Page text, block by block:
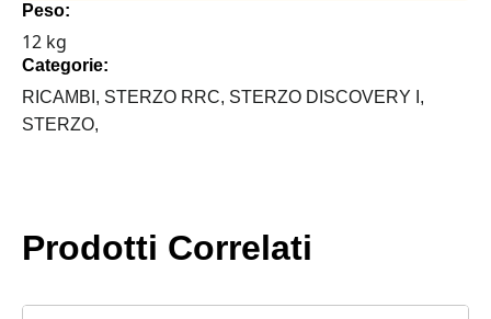
+
ACCOPPIAMENTO
RINFORZATE
DISCO
I
quantità
Peso:
12 kg
Categorie:
RICAMBI, STERZO RRC, STERZO DISCOVERY I,
STERZO,
Prodotti Correlati